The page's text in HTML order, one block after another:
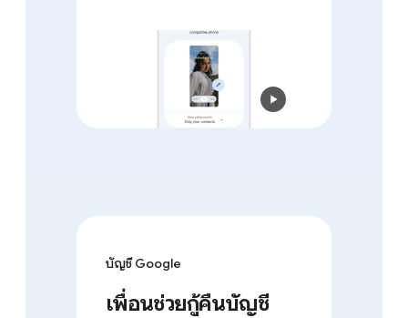
บัญชี Google
เพื่อนช่วยกู้คืนบัญชี